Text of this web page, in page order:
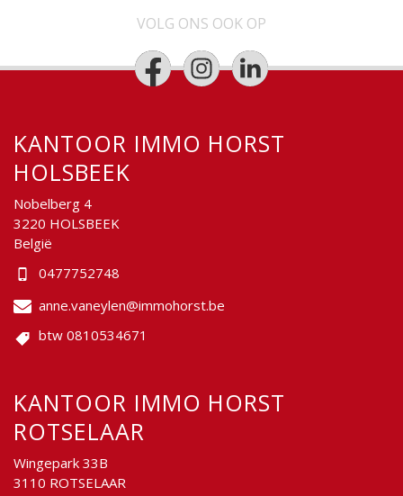
VOLG ONS OOK OP
KANTOOR IMMO HORST
HOLSBEEK
Nobelberg 4
3220 HOLSBEEK
België
0477752748
anne.vaneylen@immohorst.be
btw 0810534671
KANTOOR IMMO HORST
ROTSELAAR
Wingepark 33B
3110 ROTSELAAR